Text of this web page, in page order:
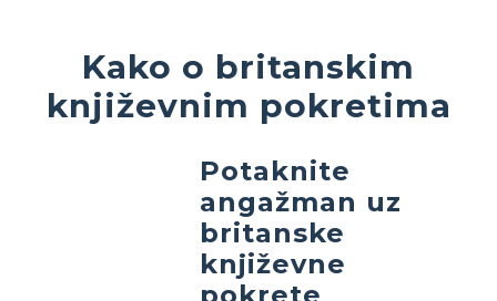
Kako o britanskim
književnim pokretima
Potaknite
angažman uz
britanske
književne